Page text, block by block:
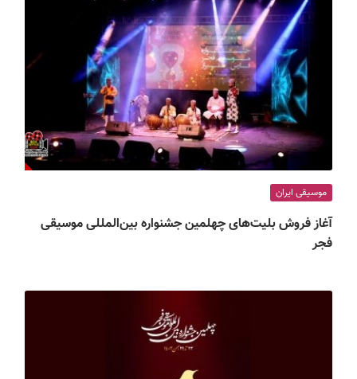
موسیقی ایران
آغاز فروش بلیت‌های چهلمین جشنواره بین‌المللی موسیقی
فجر